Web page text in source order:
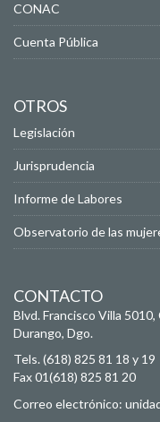
CONAC
Cuenta Pública
OTROS
Legislación
Jurisprudencia
Informe de Labores
Observatorio de las
CONTACTO
Blvd. Francisco Villa
Durango, Dgo.
Tels. (618) 825 81 18 y 19
Fax 01(618) 825 81 20
Correo electrónico: